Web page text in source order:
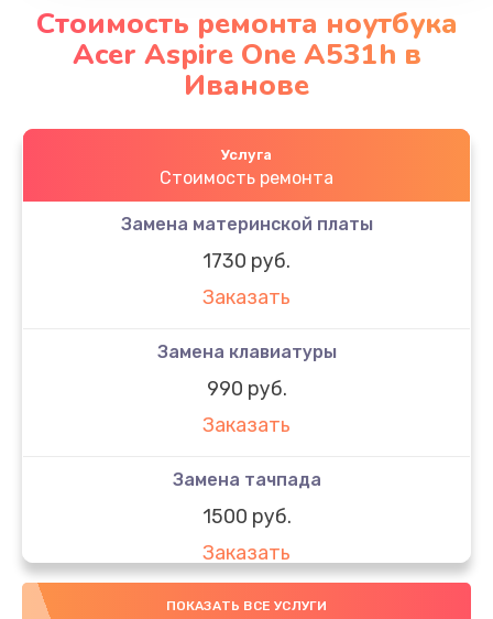
Стоимость ремонта ноутбука
Acer Aspire One A531h в
Иванове
Услуга
Стоимость ремонта
Замена материнской платы
1730 руб.
Заказать
Замена клавиатуры
990 руб.
Заказать
Замена тачпада
1500 руб.
Заказать
Замена южного моста
ПОКАЗАТЬ ВСЕ УСЛУГИ